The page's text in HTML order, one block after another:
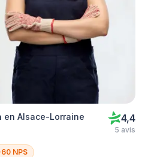
en Alsace-Lorraine 4,4
5 avis
NPS